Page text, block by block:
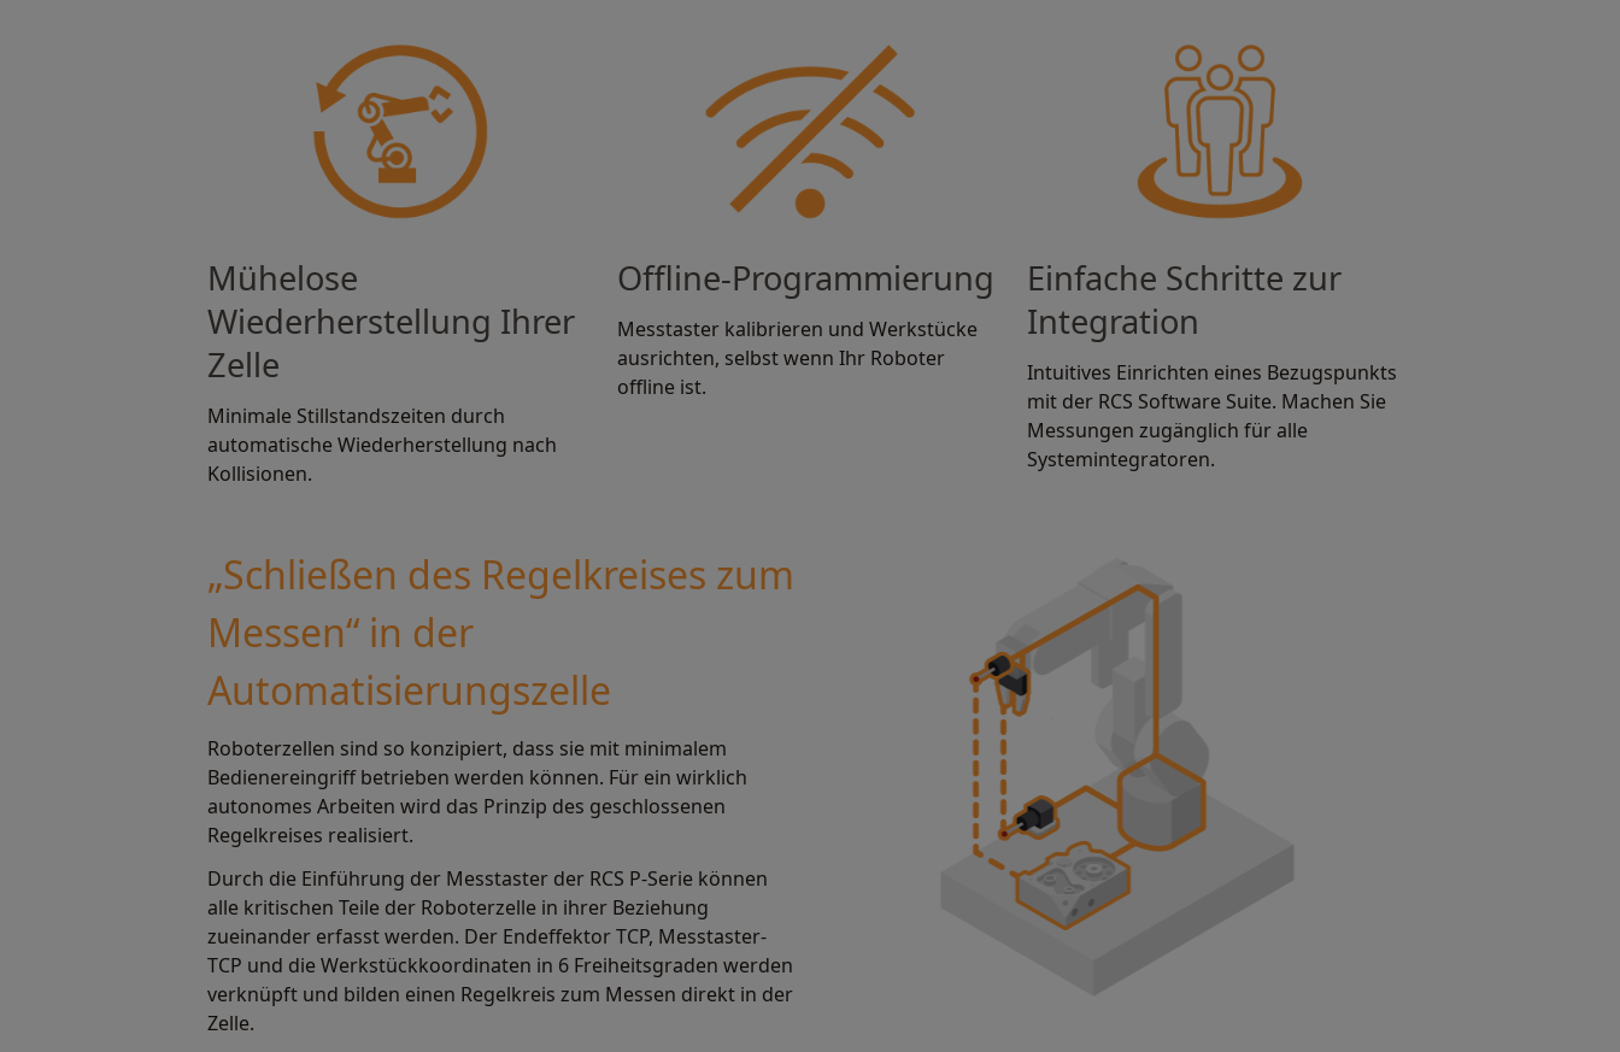
Mühelose
Wiederherstellung Ihrer
Zelle
Minimale Stillstandszeiten durch
automatische Wiederherstellung nach
Kollisionen.
Offline-Programmierung
Messtaster kalibrieren und Werkstücke
ausrichten, selbst wenn Ihr Roboter
offline ist.
Einfache Schritte zur
Integration
Intuitives Einrichten eines Bezugspunkts
mit der RCS Software Suite. Machen Sie
Messungen zugänglich für alle
Systemintegratoren.
„Schließen des Regelkreises zum
Messen“ in der
Automatisierungszelle
Roboterzellen sind so konzipiert, dass sie mit minimalem
Bedienereingriff betrieben werden können. Für ein wirklich
autonomes Arbeiten wird das Prinzip des geschlossenen
Regelkreises realisiert.
Durch die Einführung der Messtaster der RCS P-Serie können
alle kritischen Teile der Roboterzelle in ihrer Beziehung
zueinander erfasst werden. Der Endeffektor TCP, Messtaster-
TCP und die Werkstückkoordinaten in 6 Freiheitsgraden werden
verknüpft und bilden einen Regelkreis zum Messen direkt in der
Zelle.